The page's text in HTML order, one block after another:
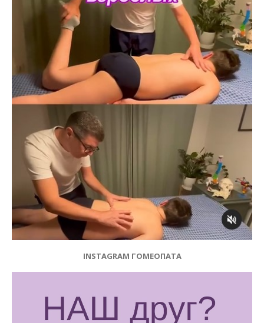
INSTAGRAM ГОМЕОПАТА